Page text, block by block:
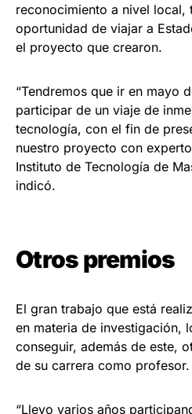
reconocimiento a nivel local,
oportunidad de viajar a
el proyecto que crearon.
“Tendremos que ir en mayo
participar de un viaje de
tecnología, con el fin de
nuestro proyecto con
Instituto de Tecnología de
indicó.
Otros premios
El gran trabajo que está
en materia de investigación,
conseguir, además de este,
de su carrera como profesor.
“Llevo varios años